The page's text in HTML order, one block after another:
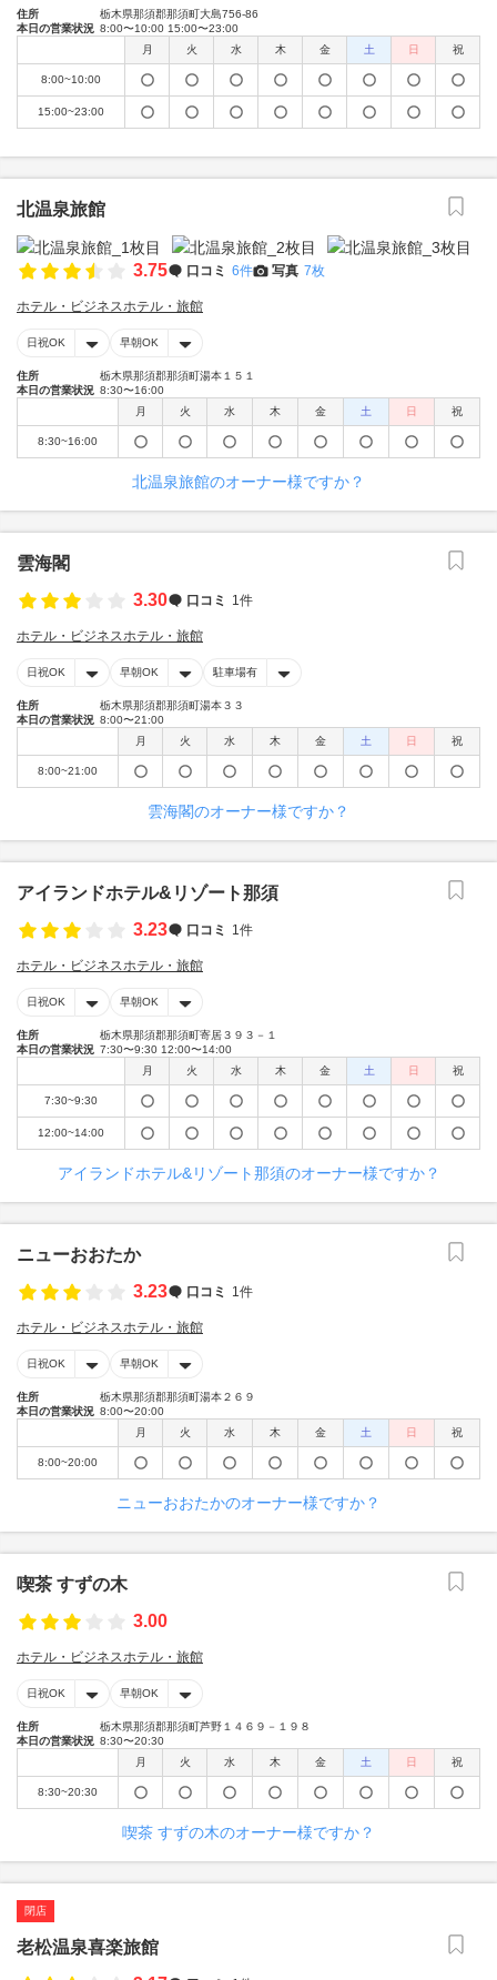
住所
栃木県那須郡那須町大島756-86
本日の営業状況 8:00〜10:00 15:00〜23:00
月
火 水 木 金 土 日 祝
8:00~10:00
15:00~23:00
北温泉旅館
3.75 口コミ 6件 写真 7枚
ホテル・ビジネスホテル・旅館
日祝OK 早朝OK
住所
栃木県那須郡那須町湯本１５１
本日の営業状況 8:30〜16:00
月
火 水 木 金 土 日 祝
8:30~16:00
北温泉旅館のオーナー様ですか？
雲海閣
3.30
口コミ 1件
ホテル・ビジネスホテル・旅館
日祝OK 早朝OK 駐車場有
住所
栃木県那須郡那須町湯本３３
本日の営業状況 8:00〜21:00
月
火 水 木 金 土 日 祝
8:00~21:00
雲海閣のオーナー様ですか？
アイランドホテル&リゾート那須
3.23
口コミ 1件
ホテル・ビジネスホテル・旅館
日祝OK 早朝OK
住所
栃木県那須郡那須町寄居３９３－１
本日の営業状況 7:30〜9:30 12:00〜14:00
月
火 水 木 金 土 日 祝
7:30~9:30
12:00~14:00
アイランドホテル&リゾート那須のオーナー様ですか？
ニューおおたか
3.23
口コミ 1件
ホテル・ビジネスホテル・旅館
日祝OK 早朝OK
住所
栃木県那須郡那須町湯本２６９
本日の営業状況 8:00〜20:00
月
火 水 木 金 土 日 祝
8:00~20:00
ニューおおたかのオーナー様ですか？
喫茶 すずの木
3.00
ホテル・ビジネスホテル・旅館
日祝OK 早朝OK
住所
栃木県那須郡那須町芦野１４６９－１９８
本日の営業状況 8:30〜20:30
月
火 水 木 金 土 日 祝
8:30~20:30
喫茶 すずの木のオーナー様ですか？
閉店
老松温泉喜楽旅館